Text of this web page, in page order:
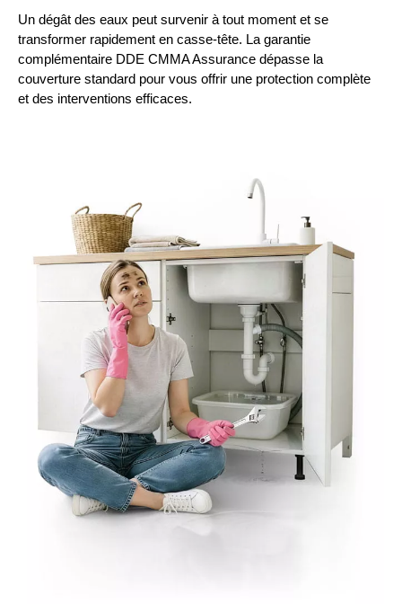
Un dégât des eaux peut survenir à tout moment et se
transformer rapidement en casse-tête. La garantie
complémentaire DDE CMMA Assurance dépasse la
couverture standard pour vous offrir une protection complète
et des interventions efficaces.